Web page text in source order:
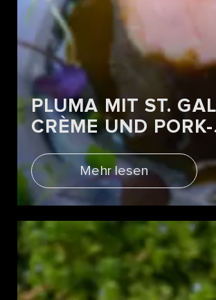
PLUMA MIT ST.
CRÈME UND
Mehr lesen